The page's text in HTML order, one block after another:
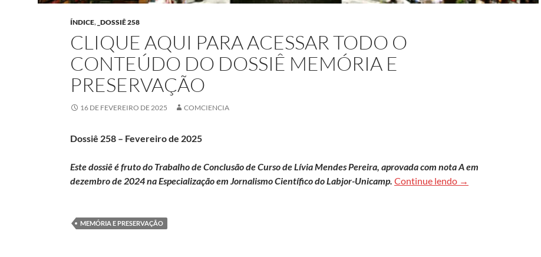
ÍNDICE, _DOSSIÊ 258
CLIQUE AQUI PARA ACESSAR TODO O
CONTEÚDO DO DOSSIÊ MEMÓRIA E
PRESERVAÇÃO
16 DE FEVEREIRO DE 2025 COMCIENCIA
Dossiê 258 – Fevereiro de 2025
Este dossiê é fruto do Trabalho de Conclusão de Curso de Lívia Mendes Pereira, aprovada com nota A em
dezembro de 2024 na Especialização em Jornalismo Científico do Labjor-Unicamp. Continue lendo Clique aqui para
→
MEMÓRIA E PRESERVAÇÃO